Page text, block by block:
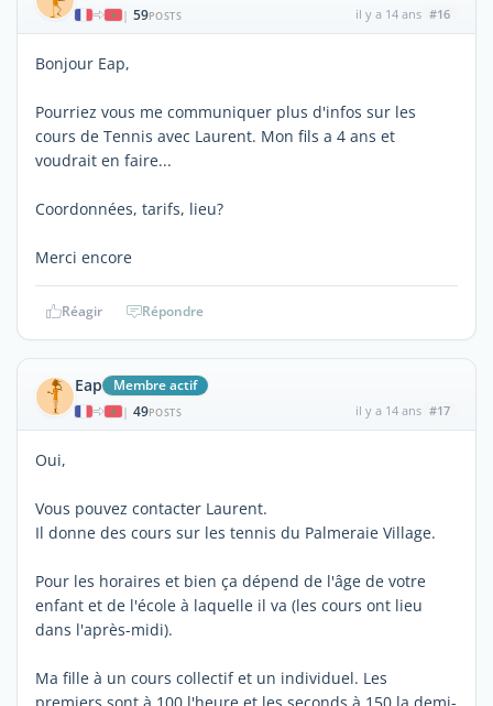
| 59POSTS il y a 14 ans #16
Bonjour Eap,
Pourriez vous me communiquer plus d'infos sur les
cours de Tennis avec Laurent. Mon fils a 4 ans et
voudrait en faire...
Coordonnées, tarifs, lieu?
Merci encore
Réagir Répondre
Eap Membre actif
| 49POSTS il y a 14 ans #17
Oui,
Vous pouvez contacter Laurent.
Il donne des cours sur les tennis du Palmeraie Village.
Pour les horaires et bien ça dépend de l'âge de votre
enfant et de l'école à laquelle il va (les cours ont lieu
dans l'après-midi).
Ma fille à un cours collectif et un individuel. Les